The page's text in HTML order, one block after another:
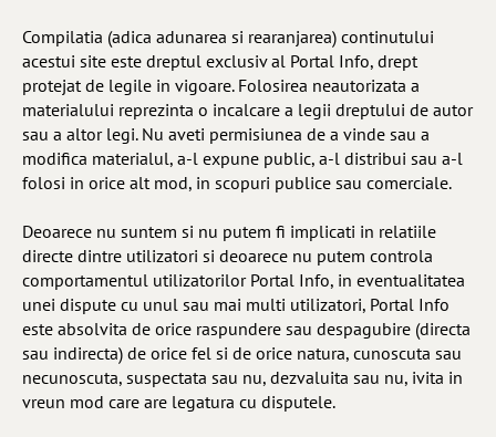
Compilatia (adica adunarea si rearanjarea) continutului
acestui site este dreptul exclusiv al Portal Info, drept
protejat de legile in vigoare. Folosirea neautorizata a
materialului reprezinta o incalcare a legii dreptului de autor
sau a altor legi. Nu aveti permisiunea de a vinde sau a
modifica materialul, a-l expune public, a-l distribui sau a-l
folosi in orice alt mod, in scopuri publice sau comerciale.
Deoarece nu suntem si nu putem fi implicati in relatiile
directe dintre utilizatori si deoarece nu putem controla
comportamentul utilizatorilor Portal Info, in eventualitatea
unei dispute cu unul sau mai multi utilizatori, Portal Info
este absolvita de orice raspundere sau despagubire (directa
sau indirecta) de orice fel si de orice natura, cunoscuta sau
necunoscuta, suspectata sau nu, dezvaluita sau nu, ivita in
vreun mod care are legatura cu disputele.